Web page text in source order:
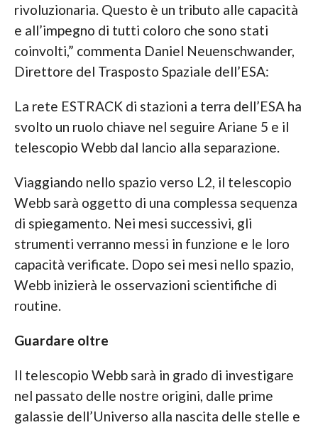
rivoluzionaria. Questo è un tributo alle capacità
e all’impegno di tutti coloro che sono stati
coinvolti,” commenta Daniel Neuenschwander,
Direttore del Trasposto Spaziale dell’ESA:
La rete ESTRACK di stazioni a terra dell’ESA ha
svolto un ruolo chiave nel seguire Ariane 5 e il
telescopio Webb dal lancio alla separazione.
Viaggiando nello spazio verso L2, il telescopio
Webb sarà oggetto di una complessa sequenza
di spiegamento. Nei mesi successivi, gli
strumenti verranno messi in funzione e le loro
capacità verificate. Dopo sei mesi nello spazio,
Webb inizierà le osservazioni scientifiche di
routine.
Guardare oltre
Il telescopio Webb sarà in grado di investigare
nel passato delle nostre origini, dalle prime
galassie dell’Universo alla nascita delle stelle e